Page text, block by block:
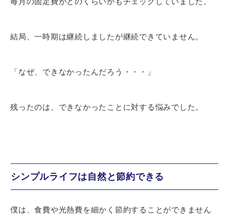
結局、一時期は継続しましたが継続できていません。
「なぜ、できなかったんだろう・・・」
残ったのは、できなかったことに対する悩みでした。
シンプルライフは自然と節約できる
僕は、食費や光熱費を細かく節約することができません